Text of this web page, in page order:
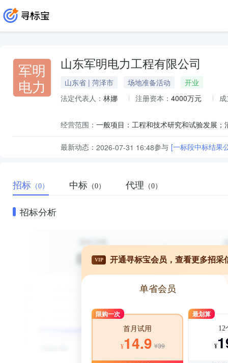
军明
电力
山东军明电力工程有限公司
山东省 | 菏泽市 场地准备活动
开业
法定代表人： 林娜 注册资本： 4000万元
经营范围：
最新动态： 2026-07-31 16:48参与 [一标段中标结果
招标 （0） 中标 （0） 代理 （0）
招标分析
VIP 开通寻标宝会员，查看更多招采
单省会员
限购一次
首月试用
¥14.9 ¥39
最划算
12
¥